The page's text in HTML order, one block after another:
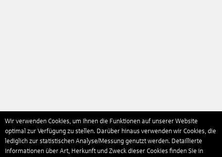
Wir verwenden Cookies, um Ihnen die Funktionen auf unserer Website
optimal zur Verfügung zu stellen. Darüber hinaus verwenden wir Cookies, die
lediglich zur statistischen Analyse/Messung genutzt werden. Detaillierte
Informationen über Art, Herkunft und Zweck dieser Cookies finden Sie in